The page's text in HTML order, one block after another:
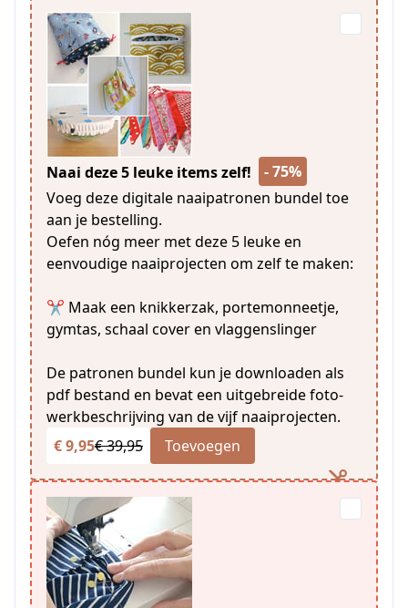
Naai deze 5 leuke items zelf!
- 75%
Voeg deze digitale naaipatronen bundel toe
aan je bestelling.
Oefen nóg meer met deze 5 leuke en
eenvoudige naaiprojecten om zelf te maken:
✂️ Maak een knikkerzak, portemonneetje,
gymtas, schaal cover en vlaggenslinger
De patronen bundel kun je downloaden als
pdf bestand en bevat een uitgebreide foto-
werkbeschrijving van de vijf naaiprojecten.
€ 9,95€ 39,95 Toevoegen